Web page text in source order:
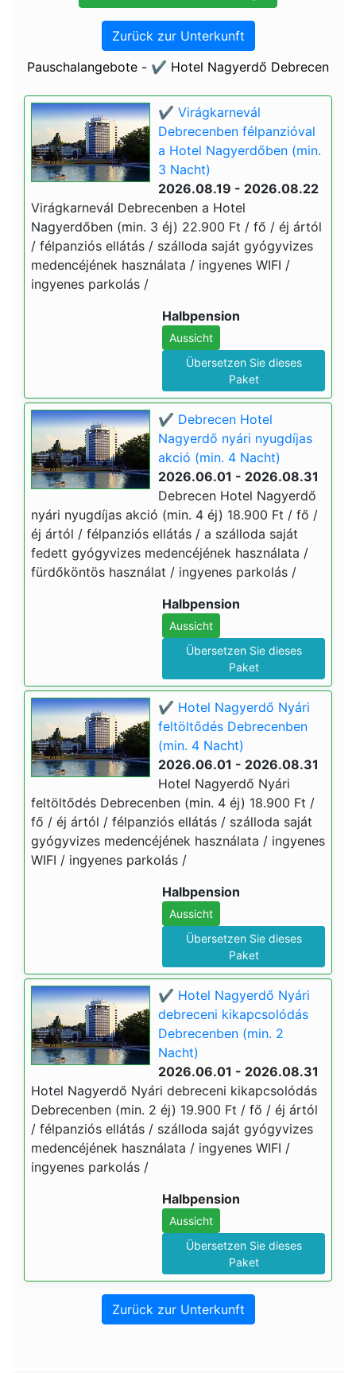
Zurück zur Unterkunft
Pauschalangebote - ✔️ Hotel Nagyerdő Debrecen
✔️ Virágkarnevál
Debrecenben félpanzióval
a Hotel Nagyerdőben (min.
3 Nacht)
2026.08.19 - 2026.08.22
Virágkarnevál Debrecenben a Hotel
Nagyerdőben (min. 3 éj) 22.900 Ft / fő / éj ártól
/ félpanziós ellátás / szálloda saját gyógyvizes
medencéjének használata / ingyenes WIFI /
ingyenes parkolás /
Halbpension
Aussicht
Übersetzen Sie dieses
Paket
✔️ Debrecen Hotel
Nagyerdő nyári nyugdíjas
akció (min. 4 Nacht)
2026.06.01 - 2026.08.31
Debrecen Hotel Nagyerdő
nyári nyugdíjas akció (min. 4 éj) 18.900 Ft / fő /
éj ártól / félpanziós ellátás / a szálloda saját
fedett gyógyvizes medencéjének használata /
fürdőköntös használat / ingyenes parkolás /
Halbpension
Aussicht
Übersetzen Sie dieses
Paket
✔️ Hotel Nagyerdő Nyári
feltöltődés Debrecenben
(min. 4 Nacht)
2026.06.01 - 2026.08.31
Hotel Nagyerdő Nyári
feltöltődés Debrecenben (min. 4 éj) 18.900 Ft /
fő / éj ártól / félpanziós ellátás / szálloda saját
gyógyvizes medencéjének használata / ingyenes
WIFI / ingyenes parkolás /
Halbpension
Aussicht
Übersetzen Sie dieses
Paket
✔️ Hotel Nagyerdő Nyári
debreceni kikapcsolódás
Debrecenben (min. 2
Nacht)
2026.06.01 - 2026.08.31
Hotel Nagyerdő Nyári debreceni kikapcsolódás
Debrecenben (min. 2 éj) 19.900 Ft / fő / éj ártól
/ félpanziós ellátás / szálloda saját gyógyvizes
medencéjének használata / ingyenes WIFI /
ingyenes parkolás /
Halbpension
Aussicht
Übersetzen Sie dieses
Paket
Zurück zur Unterkunft